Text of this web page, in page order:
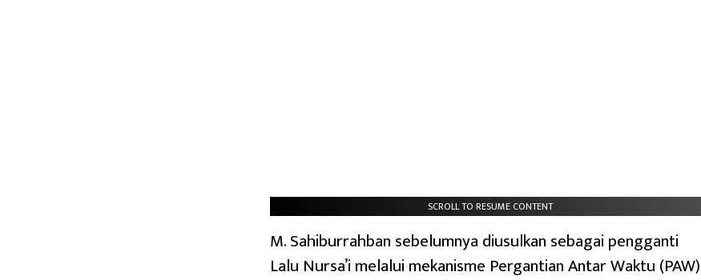
SCROLL TO RESUME CONTENT
M. Sahiburrahban sebelumnya diusulkan sebagai pengganti
Lalu Nursa’i melalui mekanisme Pergantian Antar Waktu (PAW)